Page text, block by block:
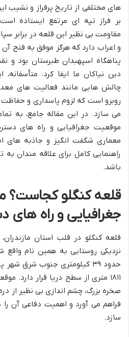
های مختلفی از تاریخ پرفراز و نشیب
بر فراز تپه ای مرتفع ایستاده
مقاومت بی نظیر این قلعه در برابر
و اعراب دارد که هرگز موفق به فتح
پناهگاه اسپهبدان طبرستان بود
دین نیاکان ما ایفا کرد. متأسفانه،
چالش هایی مانند فعالیت های
روبرو است که لزوم پاسداری و
می سازد. در این مقاله جامع، به
موقعیت جغرافیایی و راه های
معماری شگفت انگیز و جاذبه های
راهنمایی کامل برای علاقه مندان
باشد.
قلعه کنگلو کجاست؟
جغرافیایی و راه های
قلعه کنگلو در قلب استان
نزدیکی روستایی به همین نام
حدود ۳۹ کیلومتری جنوب شرق
۱۸۱۱ متری از سطح دریا قرار دارد.
صخره بزرگ، چشم اندازی بی نظیر از
فراهم می آورد و اهمیت دفاعی آن
سازد.